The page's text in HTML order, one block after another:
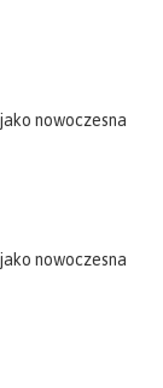
nowoczesna
nowoczesna